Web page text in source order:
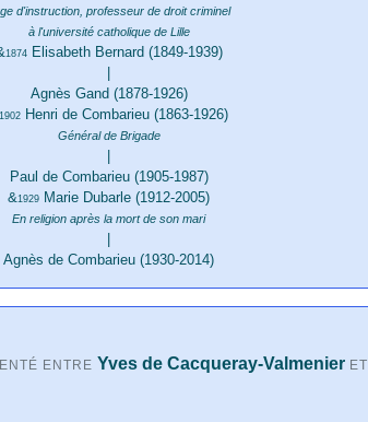
d'instruction, professeur de droit criminel
à l'université catholique de Lille
1874Elisabeth Bernard (1849-1939)
Agnès Gand (1878-1926)
1902 Henri de Combarieu (1863-1926)
Général de Brigade
Paul de Combarieu (1905-1987)
&1929 Marie Dubarle (1912-2005)
En religion après la mort de son mari
Agnès de Combarieu (1930-2014)
ENTRE Yves de Cacqueray-ValmenierET